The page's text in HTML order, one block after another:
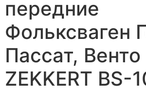
передние
Фольксваген
Пассат, Венто
ZEKKERT BS-